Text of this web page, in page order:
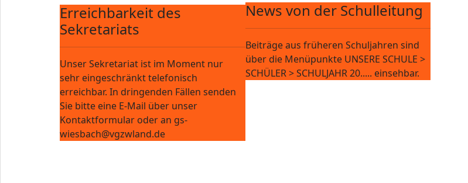
Erreichbarkeit des
Sekretariats
Unser Sekretariat ist im Moment nur
sehr eingeschränkt telefonisch
erreichbar. In dringenden Fällen senden
Sie bitte eine E-Mail über unser
Kontaktformular oder an gs-
wiesbach@vgzwland.de
News von der Schulleitung
Beiträge aus früheren Schuljahren sind
über die Menüpunkte UNSERE SCHULE >
SCHÜLER > SCHULJAHR 20..... einsehbar.